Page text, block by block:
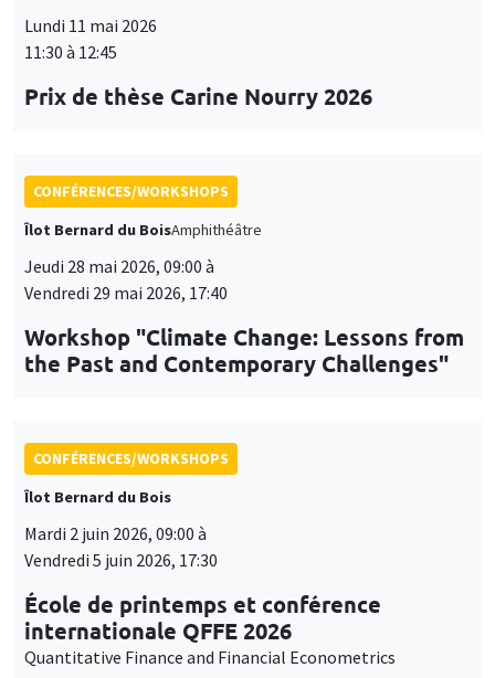
Lundi 11 mai 2026
11:30 à 12:45
Prix de thèse Carine Nourry 2026
CONFÉRENCES/WORKSHOPS
Îlot Bernard du BoisAmphithéâtre
Jeudi 28 mai 2026, 09:00 à
Vendredi 29 mai 2026, 17:40
Workshop "Climate Change: Lessons from
the Past and Contemporary Challenges"
CONFÉRENCES/WORKSHOPS
Îlot Bernard du Bois
Mardi 2 juin 2026, 09:00 à
Vendredi 5 juin 2026, 17:30
École de printemps et conférence
internationale QFFE 2026
Quantitative Finance and Financial Econometrics